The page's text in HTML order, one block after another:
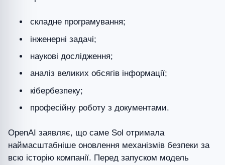
складне програмування;
інженерні задачі;
наукові дослідження;
аналіз великих обсягів інформації;
кібербезпеку;
професійну роботу з документами.
OpenAI заявляє, що саме Sol отримала
наймасштабніше оновлення механізмів безпеки за
всю історію компанії. Перед запуском модель